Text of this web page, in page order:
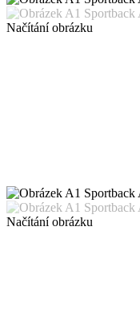
Načítání obrázku
Načítání obrázku